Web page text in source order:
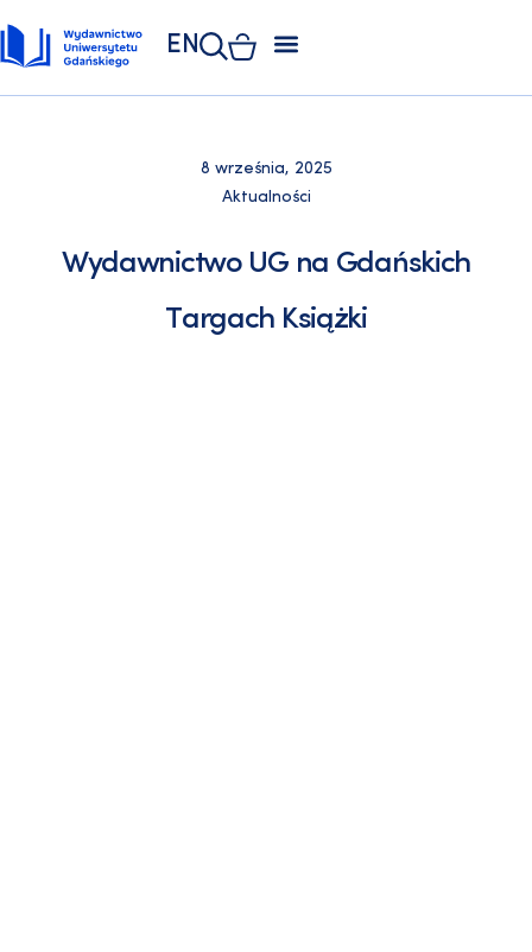
EN
8 września, 2025
Aktualności
Wydawnictwo UG na Gdańskich
Targach Książki